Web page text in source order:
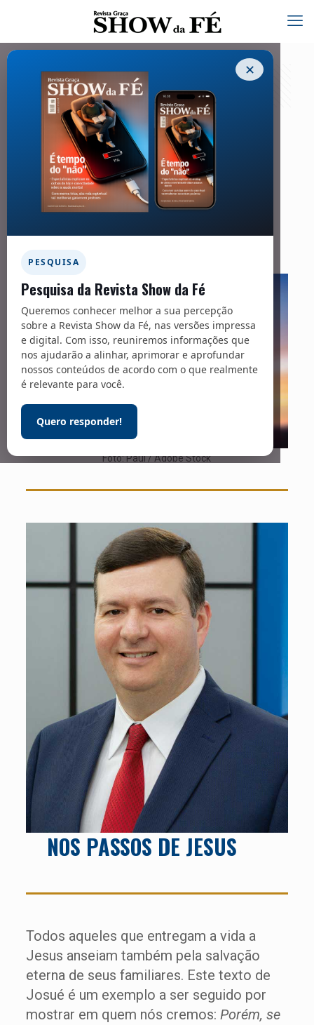
✕
PESQUISA
Pesquisa da Revista Show da Fé
Queremos conhecer melhor a sua percepção
sobre a Revista Show da Fé, nas versões impressa
e digital. Com isso, reuniremos informações que
nos ajudarão a alinhar, aprimorar e aprofundar
nossos conteúdos de acordo com o que realmente
é relevante para você.
Quero responder!
NOS PASSOS DE JESUS
15/05/2026
COMPARTILHE
Foto: Paul / Adobe Stock
NOS PASSOS DE JESUS
Todos aqueles que entregam a vida a
Jesus anseiam também pela salvação
eterna de seus familiares. Este texto de
Josué é um exemplo a ser seguido por
mostrar em quem nós cremos: Porém, se